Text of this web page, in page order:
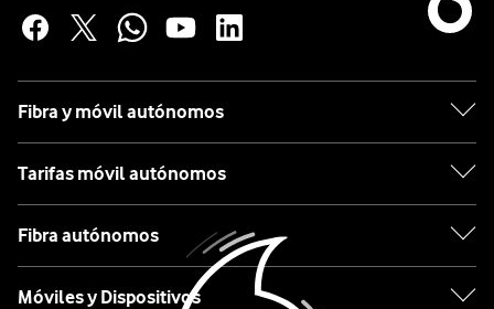
Crosscall
Apple
Samsung
Xiaomi
Fibra y móvil autónomos
Tarifas móvil autónomos
Fibra autónomos
Móviles y Dispositivos